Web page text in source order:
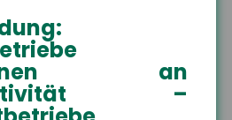
an
–
Sie da